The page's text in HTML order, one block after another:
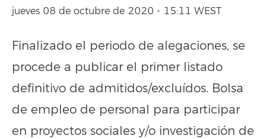
jueves 08 de octubre de 2020 - 15:11 WEST
Finalizado el periodo de alegaciones, se
procede a publicar el primer listado
definitivo de admitidos/excluídos. Bolsa
de empleo de personal para participar
en proyectos sociales y/o investigación de